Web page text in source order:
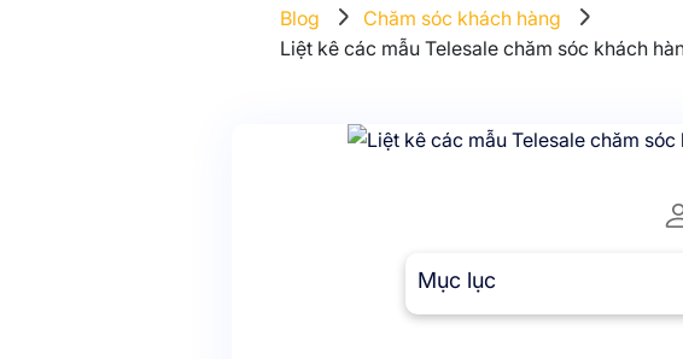
Blog
Chăm sóc khách hàng
Liệt kê các mẫu Telesale chăm sóc khách
Mục lục